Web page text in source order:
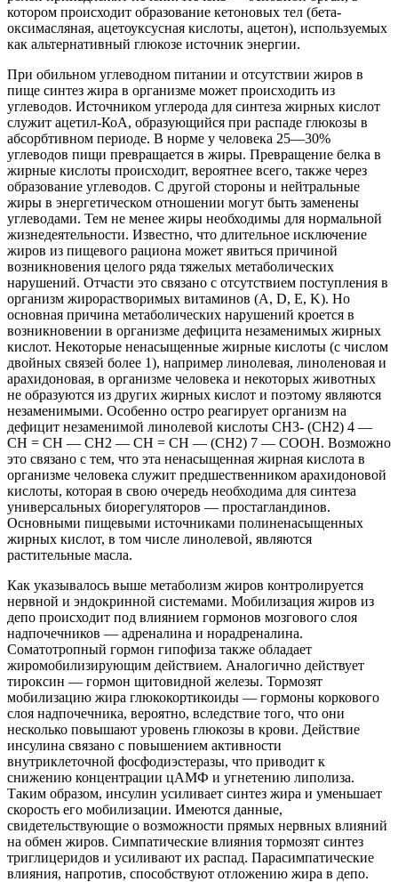
котором происходит образование кетоновых тел (бета-
оксимасляная, ацетоуксусная кислоты, ацетон), используемых
как альтернативный глюкозе источник энергии.
При обильном углеводном питании и отсутствии жиров в
пище синтез жира в организме может происходить из
углеводов. Источником углерода для синтеза жирных кислот
служит ацетил-КоА, образующийся при распаде глюкозы в
абсорбтивном периоде. В норме у человека 25—30%
углеводов пищи превращается в жиры. Превращение белка в
жирные кислоты происходит, вероятнее всего, также через
образование углеводов. С другой стороны и нейтральные
жиры в энергетическом отношении могут быть заменены
углеводами. Тем не менее жиры необходимы для нормальной
жизнедеятельности. Известно, что длительное исключение
жиров из пищевого рациона может явиться причиной
возникновения целого ряда тяжелых метаболических
нарушений. Отчасти это связано с отсутствием поступления в
организм жирорастворимых витаминов (A, D, E, K). Но
основная причина метаболических нарушений кроется в
возникновении в организме дефицита незаменимых жирных
кислот. Некоторые ненасыщенные жирные кислоты (с числом
двойных связей более 1), например линолевая, линоленовая и
арахидоновая, в организме человека и некоторых животных
не образуются из других жирных кислот и поэтому являются
незаменимыми. Особенно остро реагирует организм на
дефицит незаменимой линолевой кислоты СН3- (СН2) 4 —
СН = СН — СН2 — СН = СН — (СН2) 7 — СООН. Возможно
это связано с тем, что эта ненасыщенная жирная кислота в
организме человека служит предшественником арахидоновой
кислоты, которая в свою очередь необходима для синтеза
универсальных биорегуляторов — простагландинов.
Основными пищевыми источниками полиненасыщенных
жирных кислот, в том числе линолевой, являются
растительные масла.
Как указывалось выше метаболизм жиров контролируется
нервной и эндокринной системами. Мобилизация жиров из
депо происходит под влиянием гормонов мозгового слоя
надпочечников — адреналина и норадреналина.
Соматотропный гормон гипофиза также обладает
жиромобилизирующим действием. Аналогично действует
тироксин — гормон щитовидной железы. Тормозят
мобилизацию жира глюкокортикоиды — гормоны коркового
слоя надпочечника, вероятно, вследствие того, что они
несколько повышают уровень глюкозы в крови. Действие
инсулина связано с повышением активности
внутриклеточной фосфодиэстеразы, что приводит к
снижению концентрации цАМФ и угнетению липолиза.
Таким образом, инсулин усиливает синтез жира и уменьшает
скорость его мобилизации. Имеются данные,
свидетельствующие о возможности прямых нервных влияний
на обмен жиров. Симпатические влияния тормозят синтез
триглицеридов и усиливают их распад. Парасимпатические
влияния, напротив, способствуют отложению жира в депо.